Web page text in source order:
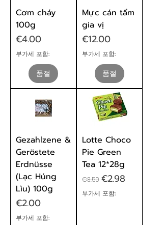
Cơm cháy
100g
가격
€4.00
부가세 포함:
품절
Mực cán tẩm
gia vị
가격
€12.00
부가세 포함:
품절
Gezahlzene &
Geröstete
Erdnüsse
(Lạc Húng
Lìu) 100g
가격
€2.00
부가세 포함:
Lotte Choco
Pie Green
Tea 12*28g
일반가
€3.50 할인가
€2.98
부가세 포함: